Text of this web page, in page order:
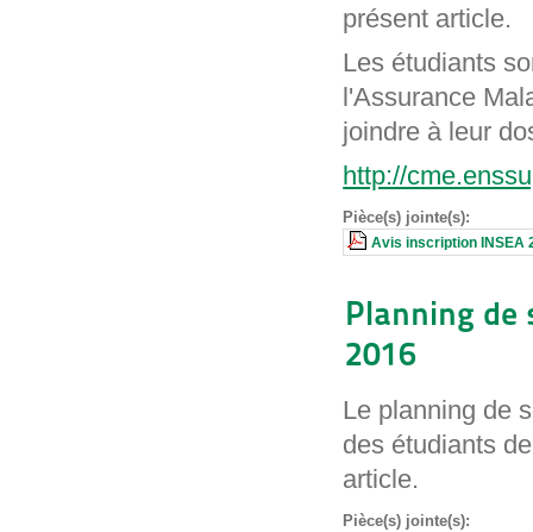
présent article.
Les étudiants
l'Assurance
joindre à leur
http://
Pièce(s) jointe(s):
Avis inscription INSEA
Planning de
2016
Le planning de
des étudiants
article.
Pièce(s) jointe(s):